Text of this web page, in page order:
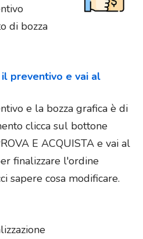
di bozza
preventivo e vai al
e la bozza grafica è di
clicca sul bottone
E ACQUISTA e vai al
finalizzare l'ordine
sapere cosa modificare.